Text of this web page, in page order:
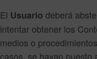
El Usuario deberá
intentar obtener los
medios o
casos, se hayan puesto